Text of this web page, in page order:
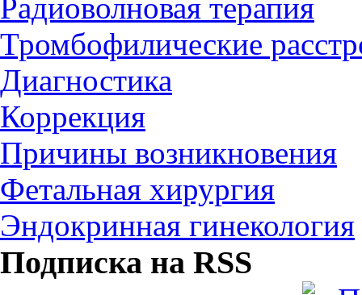
Радиоволновая терапия
Тромбофилические
Диагностика
Коррекция
Причины возникновения
Фетальная хирургия
Эндокринная гинекология
Подписка на RSS